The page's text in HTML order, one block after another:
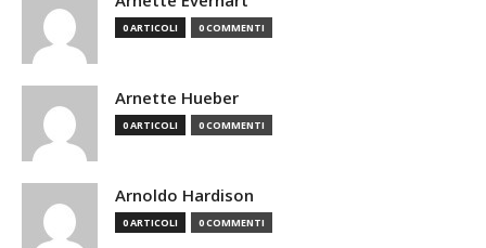
0 ARTICOLI 0 COMMENTI
Arnette Hueber
0 ARTICOLI 0 COMMENTI
Arnoldo Hardison
0 ARTICOLI 0 COMMENTI